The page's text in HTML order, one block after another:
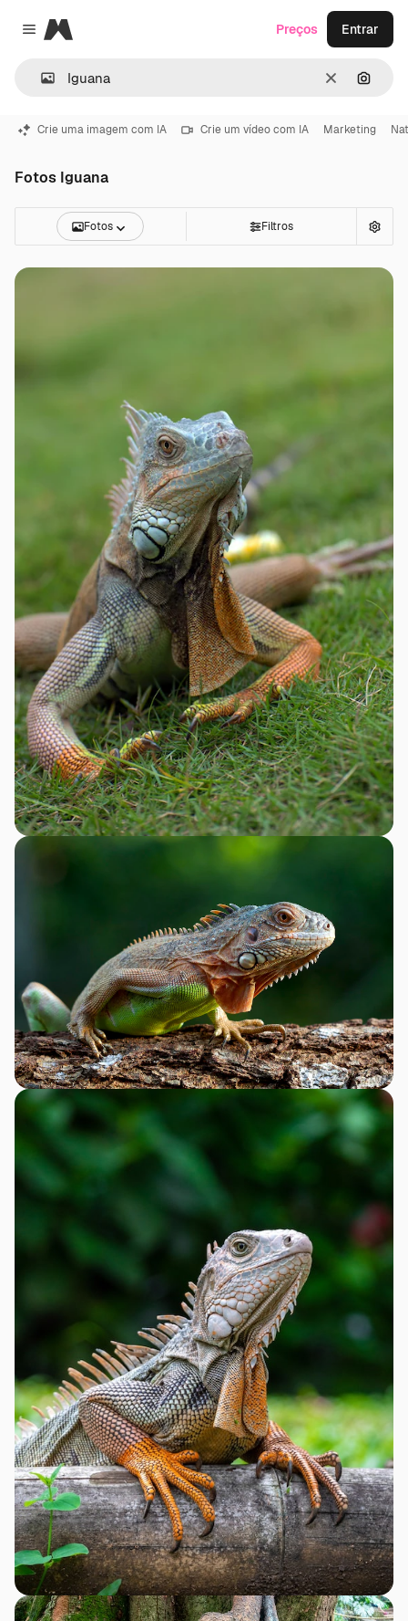
Close menu
Magnific
Limpar
Preços Entrar
Crie uma imagem com IA Crie um vídeo com IA Marketing
Fotos Iguana
Fotos Filtros